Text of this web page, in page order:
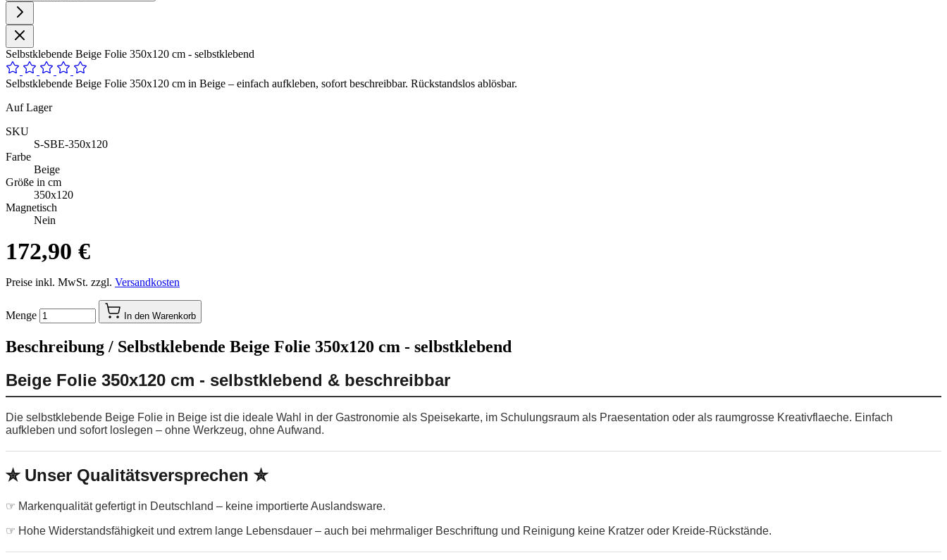
Selbstklebende Beige Folie 350x120 cm - selbstklebend
Selbstklebende Beige Folie 350x120 cm in Beige – einfach aufkleben, sofort beschreibbar. Rückstandslos ablösbar.
Auf Lager
SKU
S-SBE-350x120
Farbe
Beige
Größe in cm
350x120
Magnetisch
Nein
172,90 €
Preise inkl. MwSt. zzgl. Versandkosten
Menge In den Warenkorb
Beschreibung / Selbstklebende Beige Folie 350x120 cm - selbstklebend
Beige Folie 350x120 cm - selbstklebend & beschreibbar
Die selbstklebende Beige Folie in Beige ist die ideale Wahl in der Gastronomie als Speisekarte, im Schulungsraum als Praesentation oder als raumgrosse Kreativflaeche. Einfach
aufkleben und sofort loslegen – ohne Werkzeug, ohne Aufwand.
✮ Unser Qualitätsversprechen ✮
☞ Markenqualität gefertigt in Deutschland – keine importierte Auslandsware.
☞ Hohe Widerstandsfähigkeit und extrem lange Lebensdauer – auch bei mehrmaliger Beschriftung und Reinigung keine Kratzer oder Kreide-Rückstände.